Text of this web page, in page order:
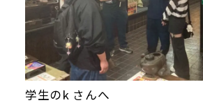
学生のk さんへ